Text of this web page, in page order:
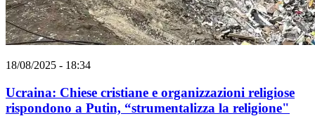
18/08/2025 - 18:34
Ucraina: Chiese cristiane e organizzazioni religiose
rispondono a Putin, “strumentalizza la religione"